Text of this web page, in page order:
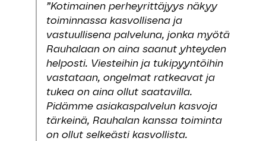
”Kotimainen perheyrittäjyys näkyy
toiminnassa kasvollisena ja
vastuullisena palveluna, jonka myötä
Rauhalaan on aina saanut yhteyden
helposti. Viesteihin ja tukipyyntöihin
vastataan, ongelmat ratkeavat ja
tukea on aina ollut saatavilla.
Pidämme asiakaspalvelun kasvoja
tärkeinä, Rauhalan kanssa toiminta
on ollut selkeästi kasvollista.